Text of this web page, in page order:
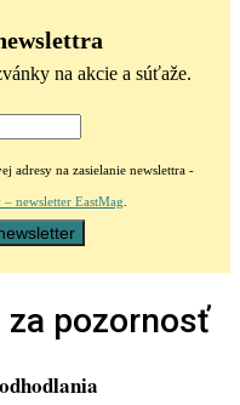
na akcie a súťaže.
adresy na zasielanie newslettra -
newsletter EastMag
za pozornosť